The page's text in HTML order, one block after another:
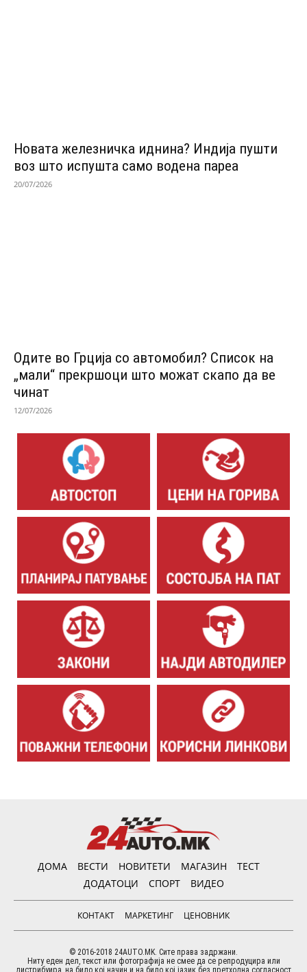
Новата железничка иднина? Индија пушти
воз што испушта само водена пареа
20/07/2026
Одитe во Грција со автомобил? Список на
„мали“ прекршоци што можат скапо да ве
чинат
12/07/2026
ДОМА ВЕСТИ НОВИТЕТИ МАГАЗИН
ТЕСТ
ДОДАТОЦИ
СПОРТ ВИДЕО
КОНТАКТ МАРКЕТИНГ ЦЕНОВНИК
© 2016-2018 24AUTO.MK. Сите права задржани.
Ниту еден дел, текст или фотографија не смее да се репродуцира или
дистрибуира, на било кој начин и на било кој јазик без претходна согласност